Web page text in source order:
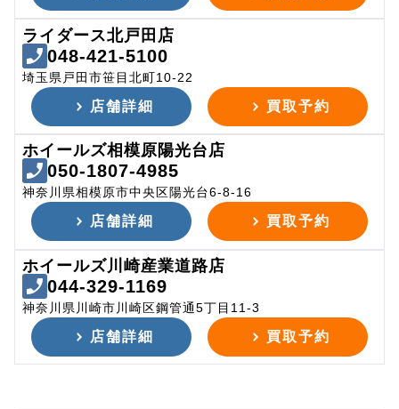
ライダース北戸田店
048-421-5100
埼玉県戸田市笹目北町10-22
店舗詳細 買取予約
ホイールズ相模原陽光台店
050-1807-4985
神奈川県相模原市中央区陽光台6-8-16
店舗詳細 買取予約
ホイールズ川崎産業道路店
044-329-1169
神奈川県川崎市川崎区鋼管通5丁目11-3
店舗詳細 買取予約